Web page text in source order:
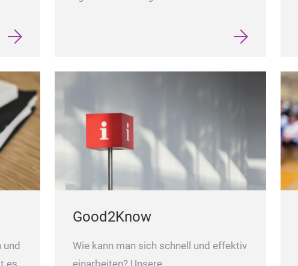
Good2Know
Wie kann man sich schnell und effektiv